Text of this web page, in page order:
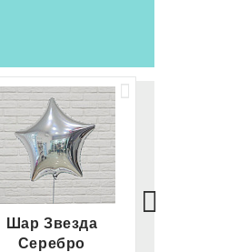
Шар Звезда
Серебро